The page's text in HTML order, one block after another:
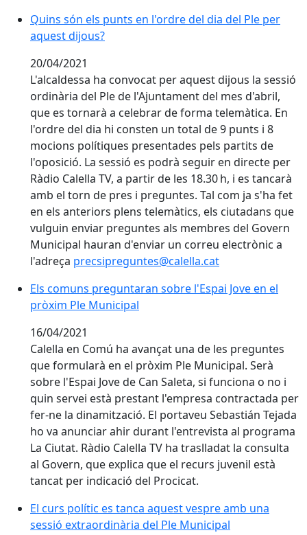
Quins són els punts en l'ordre del dia del Ple per
Quins són els punts en l'ordre del dia del Ple per
aquest dijous?
20/04/2021
L'alcaldessa ha convocat per aquest dijous la sessió
ordinària del Ple de l'Ajuntament del mes d'abril,
que es tornarà a celebrar de forma telemàtica. En
l'ordre del dia hi consten un total de 9 punts i 8
mocions polítiques presentades pels partits de
l'oposició. La sessió es podrà seguir en directe per
Ràdio Calella TV, a partir de les 18.30 h, i es tancarà
amb el torn de pres i preguntes. Tal com ja s'ha fet
en els anteriors plens telemàtics, els ciutadans que
vulguin enviar preguntes als membres del Govern
Municipal hauran d'enviar un correu electrònic a
l'adreça precsipreguntes@calella.cat
Els comuns preguntaran sobre l'Espai Jove en el
Els comuns preguntaran sobre l'Espai Jove en el
pròxim Ple Municipal
16/04/2021
Calella en Comú ha avançat una de les preguntes
que formularà en el pròxim Ple Municipal. Serà
sobre l'Espai Jove de Can Saleta, si funciona o no i
quin servei està prestant l'empresa contractada per
fer-ne la dinamització. El portaveu Sebastián Tejada
ho va anunciar ahir durant l'entrevista al programa
La Ciutat. Ràdio Calella TV ha traslladat la consulta
al Govern, que explica que el recurs juvenil està
tancat per indicació del Procicat.
El curs polític es tanca aquest vespre amb una
El curs polític es tanca aquest vespre amb una
sessió extraordinària del Ple Municipal